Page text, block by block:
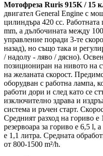
Мотофреза Ruris 915K / 15
двигател General Engine с
цилиндъра 420 cc.
mm, а дълбочината между
управление поради 3-те
назад), но също така и
/ надолу - ляво / дясно).
позициониран на нивото на
на желаната скорост.
оборудван с работна лампа,
работи дори и след като се
изключително здрава и
система и ръчен старт.
Средният разход на гориво е
резервоара за гориво е 6,5 l,
е 1,1 литра. Средната
от 800-1500 m²/h.